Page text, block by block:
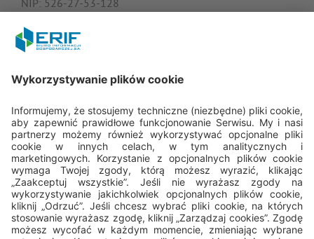
NIP: 526-27-53-128
REGON: 015613573
22 594 25 15
Pn - Pt: 8.00 - 16.00
bok@erif.pl